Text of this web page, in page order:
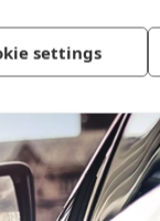
settings